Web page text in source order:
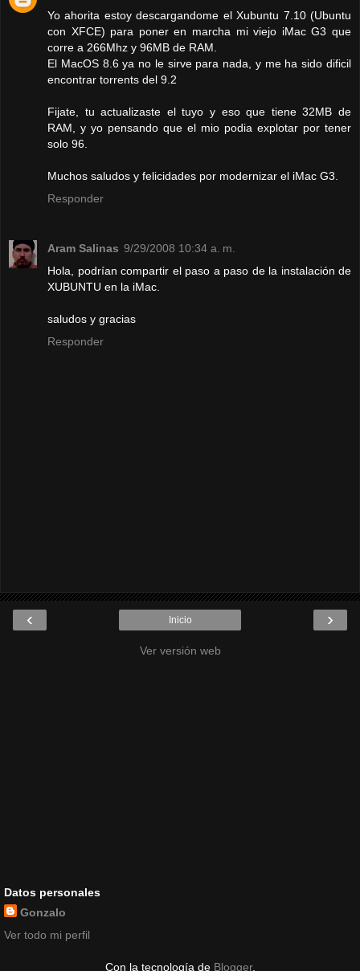
Yo ahorita estoy descargandome el Xubuntu 7.10 (Ubuntu
con XFCE) para poner en marcha mi viejo iMac G3 que
corre a 266Mhz y 96MB de RAM.
El MacOS 8.6 ya no le sirve para nada, y me ha sido dificil
encontrar torrents del 9.2
Fijate, tu actualizaste el tuyo y eso que tiene 32MB de
RAM, y yo pensando que el mio podia explotar por tener
solo 96.
Muchos saludos y felicidades por modernizar el iMac G3.
Responder
Aram Salinas 9/29/2008 10:34 a. m.
Hola, podrían compartir el paso a paso de la instalación de
XUBUNTU en la iMac.
saludos y gracias
Responder
‹ ›
Inicio
Ver versión web
Datos personales
Gonzalo
Ver todo mi perfil
Con la tecnología de Blogger.